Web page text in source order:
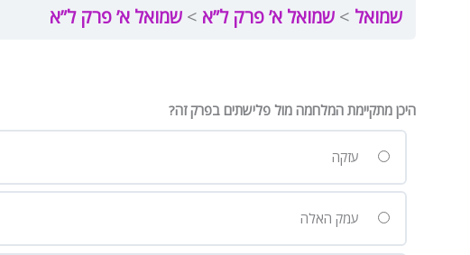
שמואל שמואל א’ פרק ל”א שמואל א’ פרק ל”א
היכן מתקיימת המלחמה מול פלישתים בפרק זה?
עזקה
עמק האלה